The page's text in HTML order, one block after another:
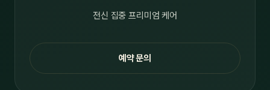
전신 집중 프리미엄 케어
예약 문의